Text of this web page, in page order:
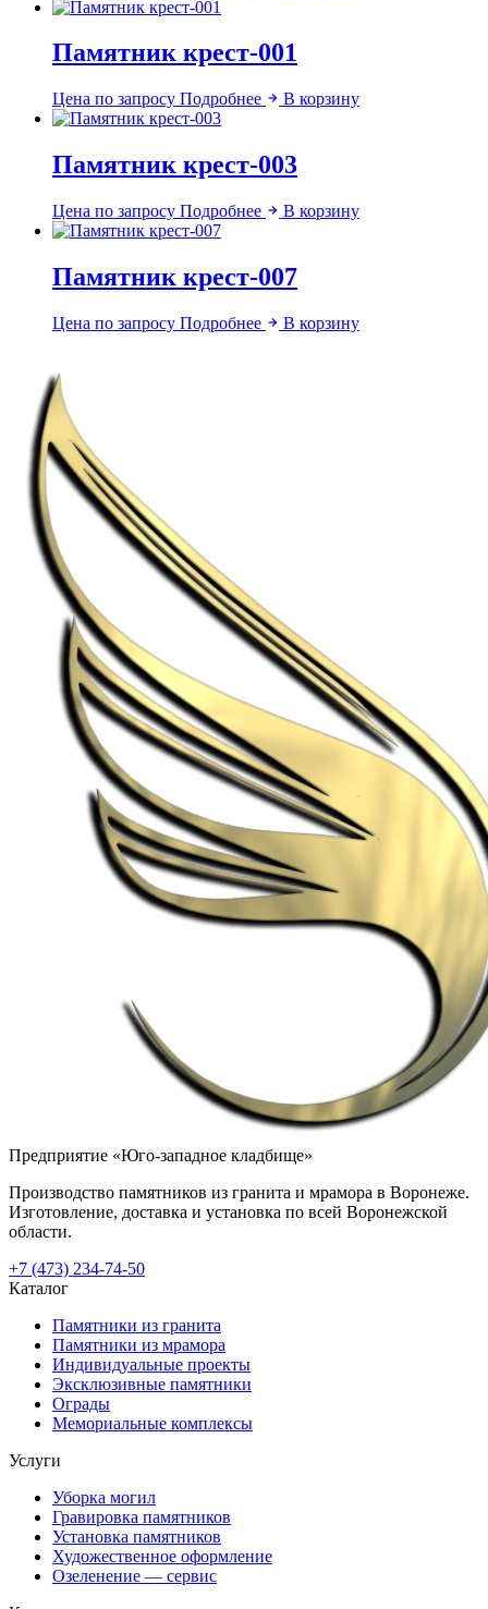
Памятник крест-001
Цена по запросу Подробнее В корзину
Памятник крест-003
Цена по запросу Подробнее В корзину
Памятник крест-007
Цена по запросу Подробнее В корзину
Предприятие «Юго-западное кладбище»
Производство памятников из гранита и мрамора в Воронеже.
Изготовление, доставка и установка по всей Воронежской
области.
+7 (473) 234-74-50
Каталог
Памятники из гранита
Памятники из мрамора
Индивидуальные проекты
Эксклюзивные памятники
Ограды
Мемориальные комплексы
Услуги
Уборка могил
Гравировка памятников
Установка памятников
Художественное оформление
Озеленение — сервис